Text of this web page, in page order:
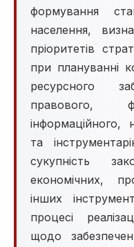
формування
населення,
пріоритетів
при плануванні
ресурсного
правового,
інформаційного,
та
сукупність
економічних,
інших
процесі
щодо